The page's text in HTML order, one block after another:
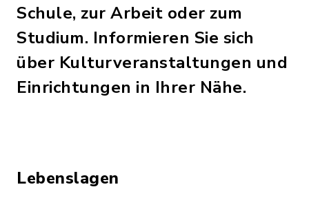
Schule, zur Arbeit oder zum
Studium. Informieren Sie sich
über Kulturveranstaltungen und
Einrichtungen in Ihrer Nähe.
Lebenslagen